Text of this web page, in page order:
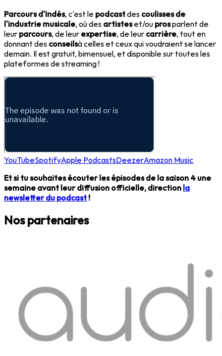
Parcours d'Indés, c'est le podcastdes coulisses de
l'industrie musicale, où des artisteset/ou prosparlent de
leur parcours, de leur expertise, de leur carrière, tout en
donnant des conseilsà celles et ceux qui voudraient se lancer
demain. Il est gratuit, bimensuel, et disponible sur toutes les
plateformes de streaming !
YouTubeSpotifyApple PodcastsDeezerAmazon Music
Et si tu souhaites écouter les épisodes de la saison 4 une
semaine avant leur diffusion officielle, direction la
newsletter du podcast !
Nos partenaires